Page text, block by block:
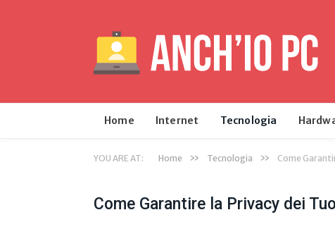
Home Internet Tecnologia
YOU ARE AT: Home » Tecnologia » Come
Come Garantire la Privacy dei